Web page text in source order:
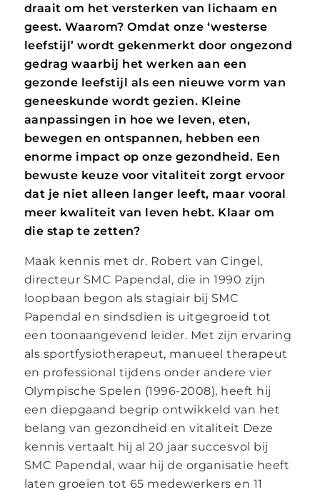
draait om het versterken van lichaam en
geest. Waarom? Omdat onze ‘westerse
leefstijl’ wordt gekenmerkt door ongezond
gedrag waarbij het werken aan een
gezonde leefstijl als een nieuwe vorm van
geneeskunde wordt gezien. Kleine
aanpassingen in hoe we leven, eten,
bewegen en ontspannen, hebben een
enorme impact op onze gezondheid. Een
bewuste keuze voor vitaliteit zorgt ervoor
dat je niet alleen langer leeft, maar vooral
meer kwaliteit van leven hebt. Klaar om
die stap te zetten?
Maak kennis met dr. Robert van Cingel,
directeur SMC Papendal, die in 1990 zijn
loopbaan begon als stagiair bij SMC
Papendal en sindsdien is uitgegroeid tot
een toonaangevend leider. Met zijn ervaring
als sportfysiotherapeut, manueel therapeut
en professional tijdens onder andere vier
Olympische Spelen (1996-2008), heeft hij
een diepgaand begrip ontwikkeld van het
belang van gezondheid en vitaliteit Deze
kennis vertaalt hij al 20 jaar succesvol bij
SMC Papendal, waar hij de organisatie heeft
laten groeien tot 65 medewerkers en 11